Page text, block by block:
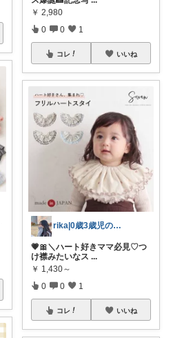
￥ 2,980
0 0 1
コレ いいね
rika|0歳3歳児のママ
💗🎀＼ハート好きママ必見♡つ
け襟みたいなス ...
￥ 1,430～
0 0 1
コレ いいね